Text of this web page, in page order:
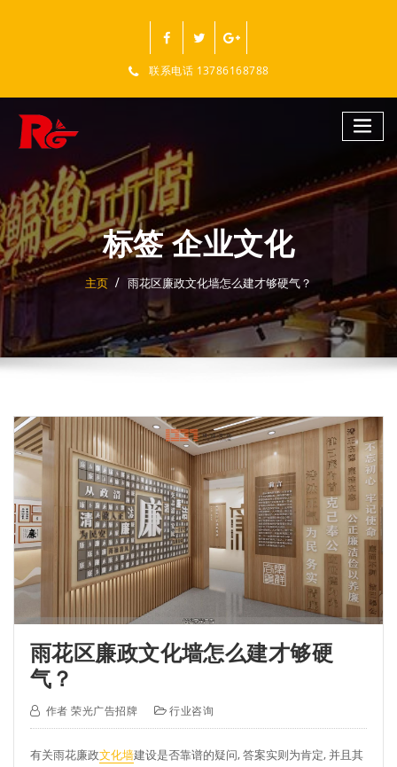
联系电话 13786168788
标签 企业文化
主页 雨花区廉政文化墙怎么建才够硬气？
雨花区廉政文化墙怎么建才够硬
气？
作者荣光广告招牌 行业咨询
有关雨花廉政文化墙建设是否靠谱的疑问, 答案实则为肯定, 并且其